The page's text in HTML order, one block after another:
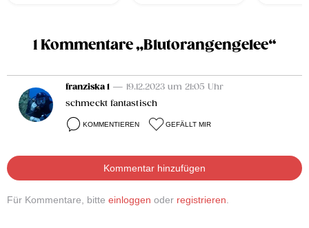
1 Kommentare „Blutorangengelee“
franziska 1 — 19.12.2023 um 21:05 Uhr
schmeckt fantastisch
KOMMENTIEREN GEFÄLLT MIR
Kommentar hinzufügen
Für Kommentare, bitte einloggen oder registrieren.